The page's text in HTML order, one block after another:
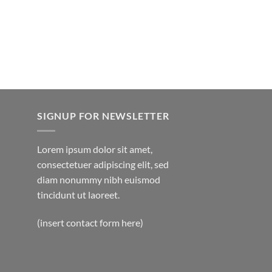
SIGNUP FOR NEWSLETTER
Lorem ipsum dolor sit amet,
consectetuer adipiscing elit, sed
diam nonummy nibh euismod
tincidunt ut laoreet.
(insert contact form here)